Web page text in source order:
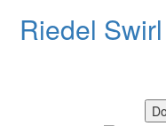
Riedel